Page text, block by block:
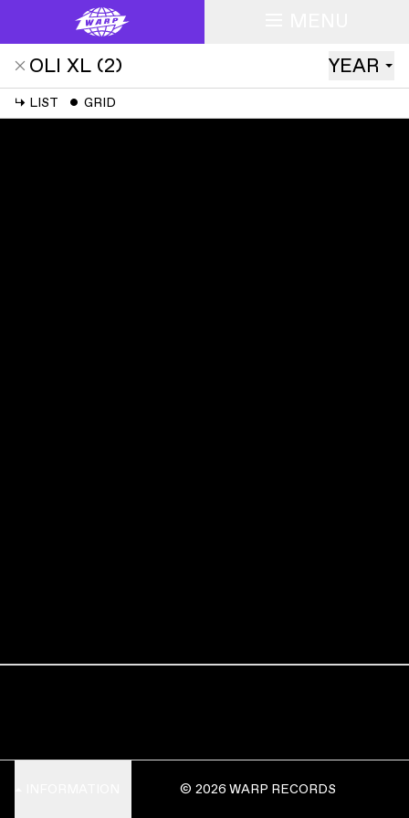
OLI XL (2) YEAR
↳ LIST ˇ GRID
© 2026 WARP RECORDS